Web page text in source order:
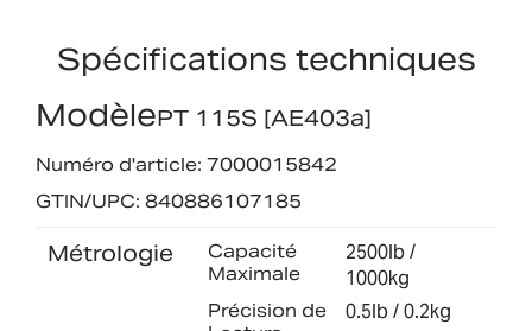
Spécifications techniques
ModèlePT 115S [AE403a]
Numéro d'article: 7000015842
GTIN/UPC: 840886107185
Métrologie
Capacité
Maximale
2500lb /
1000kg
Précision de
0.5lb / 0.2kg